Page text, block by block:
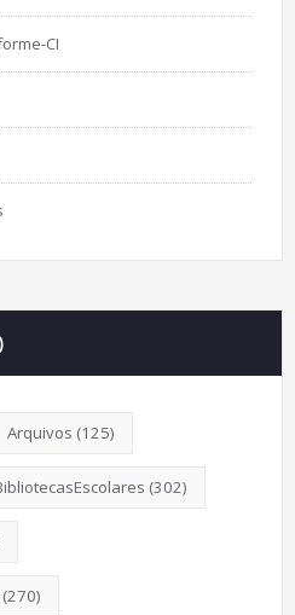
CI
Arquivos (125)
(302)
(270)